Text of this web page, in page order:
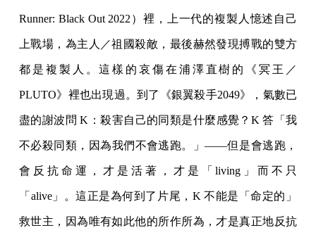
Runner: Black Out 2022）裡，上一代的複製人憶述自己
上戰場，為主人／祖國殺敵，最後赫然發現搏戰的雙方
都是複製人。這樣的哀傷在浦澤直樹的《冥王／
PLUTO》裡也出現過。到了《銀翼殺手2049》，氣數已
盡的謝波問 K：殺害自己的同類是什麼感覺？K 答「我
不必殺同類，因為我們不會逃跑。」——但是會逃跑，
會反抗命運，才是活著，才是「living」而不只
「alive」。這正是為何到了片尾，K 不能是「命定的」
救世主，因為唯有如此他的所作所為，才是真正地反抗